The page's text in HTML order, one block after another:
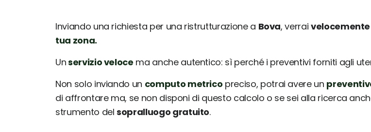
Inviando una richiesta per una ristrutturazione a Bova, verrai velocemente
tua zona.
Unservizio veloce ma anche autentico: sì perché i preventivi forniti agli
Non solo inviando un computo metrico preciso, potrai avere un
di affrontare ma, se non disponi di questo calcolo o se sei alla ricerca
strumento delsopralluogo gratuito.